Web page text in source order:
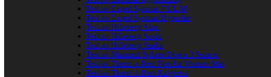
Test av Exped Synmat 7 UL M
Test av Exped Synmat Hyperlite
Test av Hilleberg Akto
Test av Hilleberg Soulo
Test av Hilleberg Staika
Test av Mammut Sphere Down 3 Season
Test av Therm-a-Rest NeoAir Venture Mat
Test av Therm-a-Rest Ridgerest